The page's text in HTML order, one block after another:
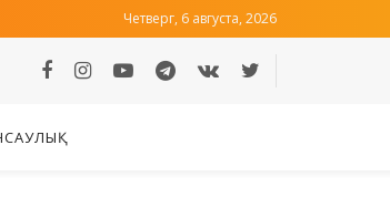
Четверг, 6 августа, 2026